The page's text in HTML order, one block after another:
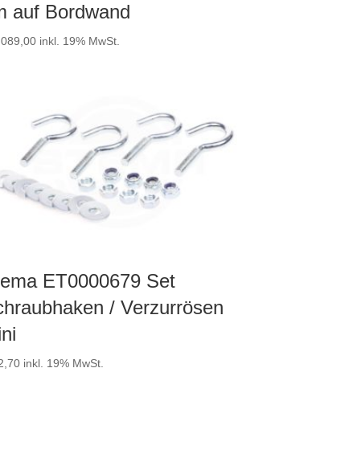
auf Bordwand
inkl. 19% MwSt.
ET0000679 Set
/ Verzurrösen
inkl. 19% MwSt.